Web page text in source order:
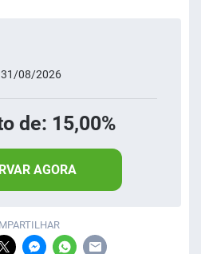
31/08/2026
de: 15,00%
AGORA